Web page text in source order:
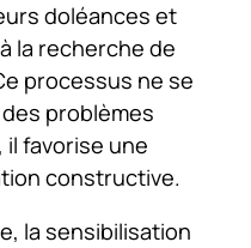
doléances et
la recherche de
processus ne se
problèmes
il favorise une
constructive.
la sensibilisation